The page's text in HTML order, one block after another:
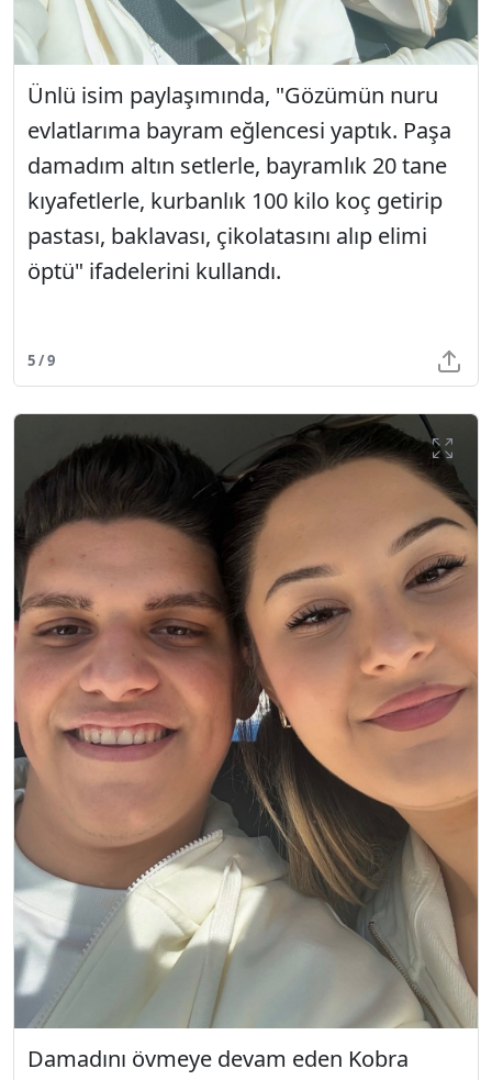
Ünlü isim paylaşımında, "Gözümün nuru
evlatlarıma bayram eğlencesi yaptık. Paşa
damadım altın setlerle, bayramlık 20 tane
kıyafetlerle, kurbanlık 100 kilo koç getirip
pastası, baklavası, çikolatasını alıp elimi
öptü" ifadelerini kullandı.
5 / 9
Damadını övmeye devam eden Kobra